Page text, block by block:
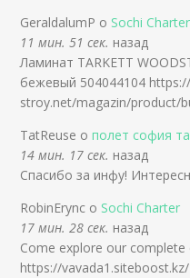
GeraldalumP о Sochi Charter
11 мин. 51 сек. назад
Ламинат TARKETT
бежевый 504044104
stroy.net/magazin/product/
TatReuse ополет софия
14 мин. 17 сек. назад
Спасибо за инфу!
RobinErync о Sochi Charter
17 мин. 28 сек. назад
Come explore our complete
https://vavada1.siteboost.kz/